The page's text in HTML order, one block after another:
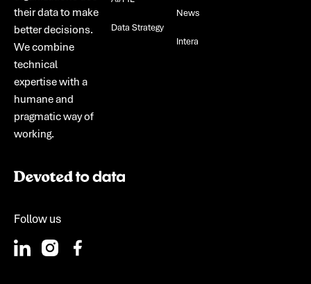
their data to make
better decisions.
We combine
technical
expertise with a
humane and
pragmatic way of
working.
Follow us
Data Strategy
News
Intera